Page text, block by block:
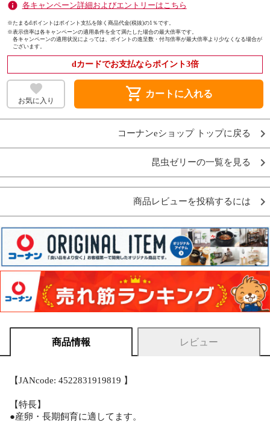
各キャンペーン詳細およびエントリーはこちら
※たまるdポイントはポイント支払を除く商品代金(税抜)の1％です。
※表示倍率は各キャンペーンの適用条件を全て満たした場合の最大倍率です。
各キャンペーンの適用状況によっては、ポイントの進呈数・付与倍率が最大倍率より少なくなる場合が
ございます。
dカードでお支払ならポイント3倍
お気に入り shopping_cart カートに入れる
コーナンeショップ トップに戻る
昆虫ゼリーの一覧を見る
商品レビューを投稿するには
商品情報 レビュー
【JANcode: 4522831919819 】
【特長】
●産卵・長期飼育に適してます。